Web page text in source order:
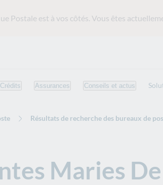
Postale est à vos côtés. Vous êtes
Crédits Assurances Conseils et actus
Résultats de recherche des bureaux de
Maries